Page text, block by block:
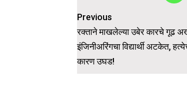
Post
navigation
Previous
रक्ताने माखलेल्या उबेर कारचे गूढ
इंजिनीअरिंगचा विद्यार्थी अटकेत,
कारण उघड!